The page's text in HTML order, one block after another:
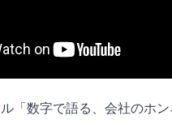
「数字で語る、会社のホ